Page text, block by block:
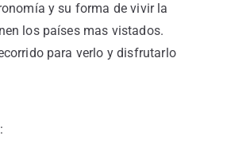
y su forma de vivir la
los países mas vistados.
para verlo y disfrutarlo